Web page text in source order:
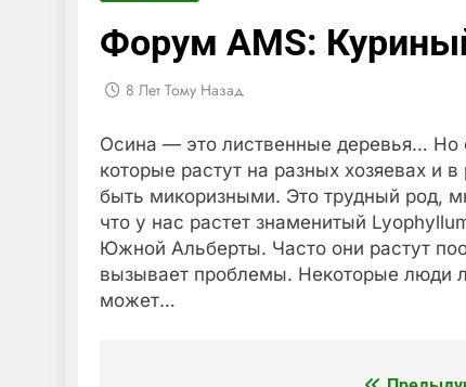
Форум AMS:
8 Лет Тому Назад
Осина — это лиственные деревья… Но
которые растут на разных хозяевах и
быть микоризными. Это трудный род,
что у нас растет знаменитый
Южной Альберты. Часто они растут
вызывает проблемы. Некоторые люди
может…